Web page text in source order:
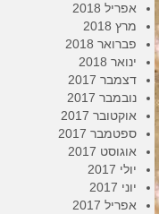
אפריל 2018
מרץ 2018
פברואר 2018
ינואר 2018
דצמבר 2017
נובמבר 2017
אוקטובר 2017
ספטמבר 2017
אוגוסט 2017
יולי 2017
יוני 2017
אפריל 2017